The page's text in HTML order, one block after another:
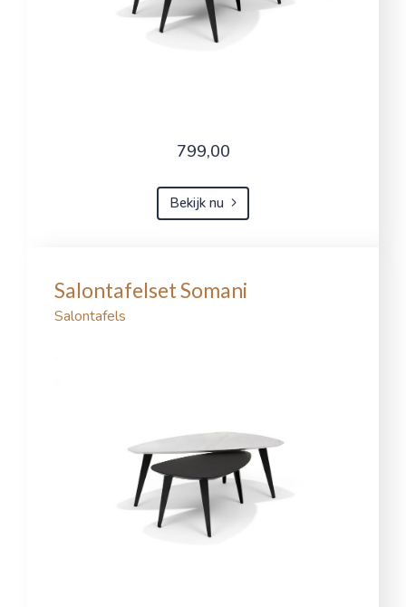
799,00
Bekijk nu
Salontafelset Somani
Salontafels